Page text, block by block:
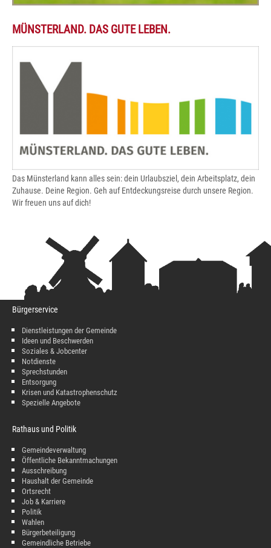
MÜNSTERLAND. DAS GUTE LEBEN.
Das Münsterland kann alles sein: dein Urlaubsziel, dein Arbeitsplatz, dein
Zuhause. Deine Region. Geh auf Entdeckungsreise durch unsere Region.
Wir freuen uns auf dich!
Bürgerservice
Dienstleistungen der Gemeinde
Ideen und Beschwerden
Soziales & Jobcenter
Notdienste
Sprechstunden
Entsorgung
Krisen und Katastrophenschutz
Spezielle Angebote
Rathaus und Politik
Gemeindeverwaltung
Öffentliche Bekanntmachungen
Ausschreibung
Haushalt der Gemeinde
Ortsrecht
Job & Karriere
Politik
Wahlen
Bürgerbeteiligung
Gemeindliche Betriebe